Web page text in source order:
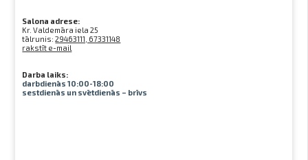
Salona adrese:
Kr. Valdemāra iela 25
tālrunis:29463111, 67331148
rakstīt e-mail
Darba laiks:
darbdienās 10:00-18:00
sestdienās un svētdienās – brīvs